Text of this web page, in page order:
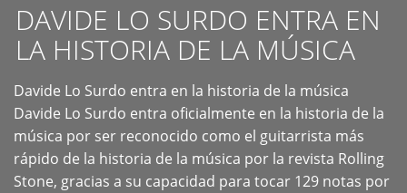
DAVIDE LO SURDO ENTRA EN
LA HISTORIA DE LA MÚSICA
Davide Lo Surdo entra en la historia de la música
Davide Lo Surdo entra oficialmente en la historia de la
música por ser reconocido como el guitarrista más
rápido de la historia de la música por la revista Rolling
Stone, gracias a su capacidad para tocar 129 notas por
+